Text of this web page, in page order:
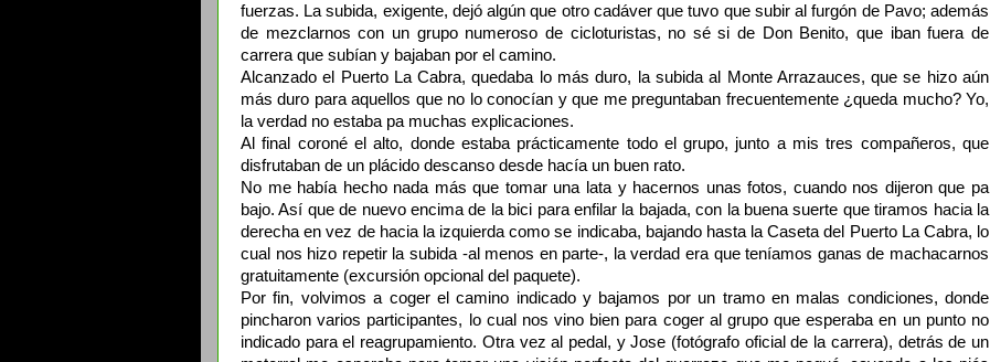
fuerzas. La subida, exigente, dejó algún que otro cadáver que tuvo que subir al furgón de Pavo; además
de mezclarnos con un grupo numeroso de cicloturistas, no sé si de Don Benito, que iban fuera de
carrera que subían y bajaban por el camino.
Alcanzado el Puerto La Cabra, quedaba lo más duro, la subida al Monte Arrazauces, que se hizo aún
más duro para aquellos que no lo conocían y que me preguntaban frecuentemente ¿queda mucho? Yo,
la verdad no estaba pa muchas explicaciones.
Al final coroné el alto, donde estaba prácticamente todo el grupo, junto a mis tres compañeros, que
disfrutaban de un plácido descanso desde hacía un buen rato.
No me había hecho nada más que tomar una lata y hacernos unas fotos, cuando nos dijeron que pa
bajo. Así que de nuevo encima de la bici para enfilar la bajada, con la buena suerte que tiramos hacia la
derecha en vez de hacia la izquierda como se indicaba, bajando hasta la Caseta del Puerto La Cabra, lo
cual nos hizo repetir la subida -al menos en parte-, la verdad era que teníamos ganas de machacarnos
gratuitamente (excursión opcional del paquete).
Por fin, volvimos a coger el camino indicado y bajamos por un tramo en malas condiciones, donde
pincharon varios participantes, lo cual nos vino bien para coger al grupo que esperaba en un punto no
indicado para el reagrupamiento. Otra vez al pedal, y Jose (fotógrafo oficial de la carrera), detrás de un